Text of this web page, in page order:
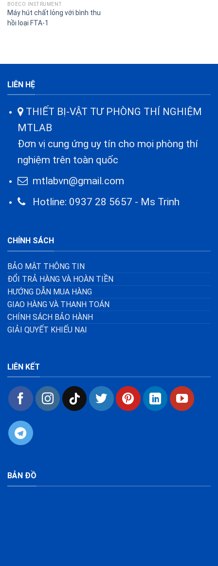
BOECO INSTRUMENT
Máy hút chất lỏng với bình thu
hồi loại FTA-1
LIÊN HỆ
THIẾT BỊ-VẬT TƯ PHÒNG THÍ NGHIỆM
MTLAB
Đơn vị cung ứng uy tín cho mọi phòng thí
nghiệm trên toàn quốc
mtlabvn@gmail.com
Hotline: 0937 28 5657 - Ms Trinh
CHÍNH SÁCH
BẢO MẬT THÔNG TIN
ĐỔI TRẢ HÀNG VÀ HOÀN TIỀN
HƯỚNG DẪN MUA HÀNG
GIAO HÀNG VÀ THANH TOÁN
CHÍNH SÁCH BẢO HÀNH
GIẢI QUYẾT KHIẾU NẠI
LIÊN KẾT
BẢN ĐỒ